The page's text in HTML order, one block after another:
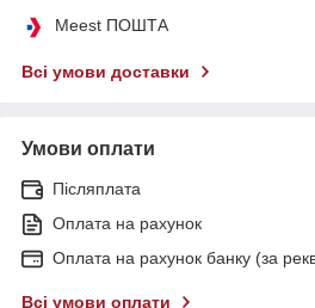
Meest ПОШТА
Всі умови доставки
Умови оплати
Післяплата
Оплата на рахунок
Оплата на рахунок банку (за
Всі умови оплати